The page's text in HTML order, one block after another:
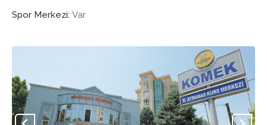
Spor Merkezi: Var